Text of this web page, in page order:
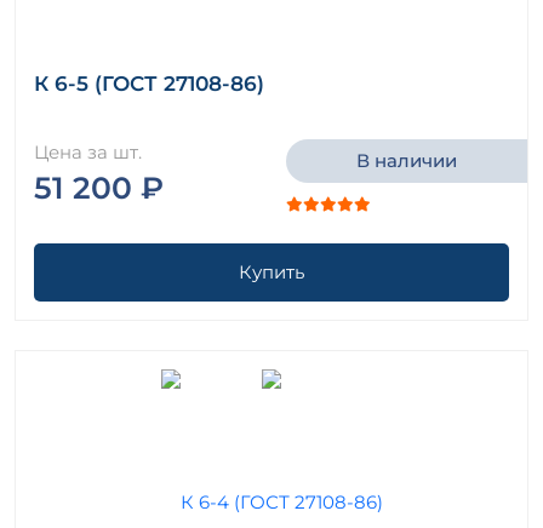
К 6-5 (ГОСТ 27108-86)
Цена за шт.
51 200 ₽
В наличии
Купить